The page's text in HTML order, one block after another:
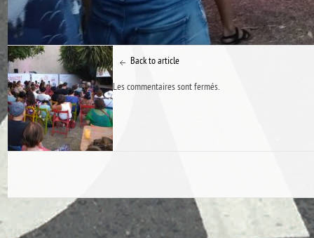
Back to article
Les commentaires sont fermés.